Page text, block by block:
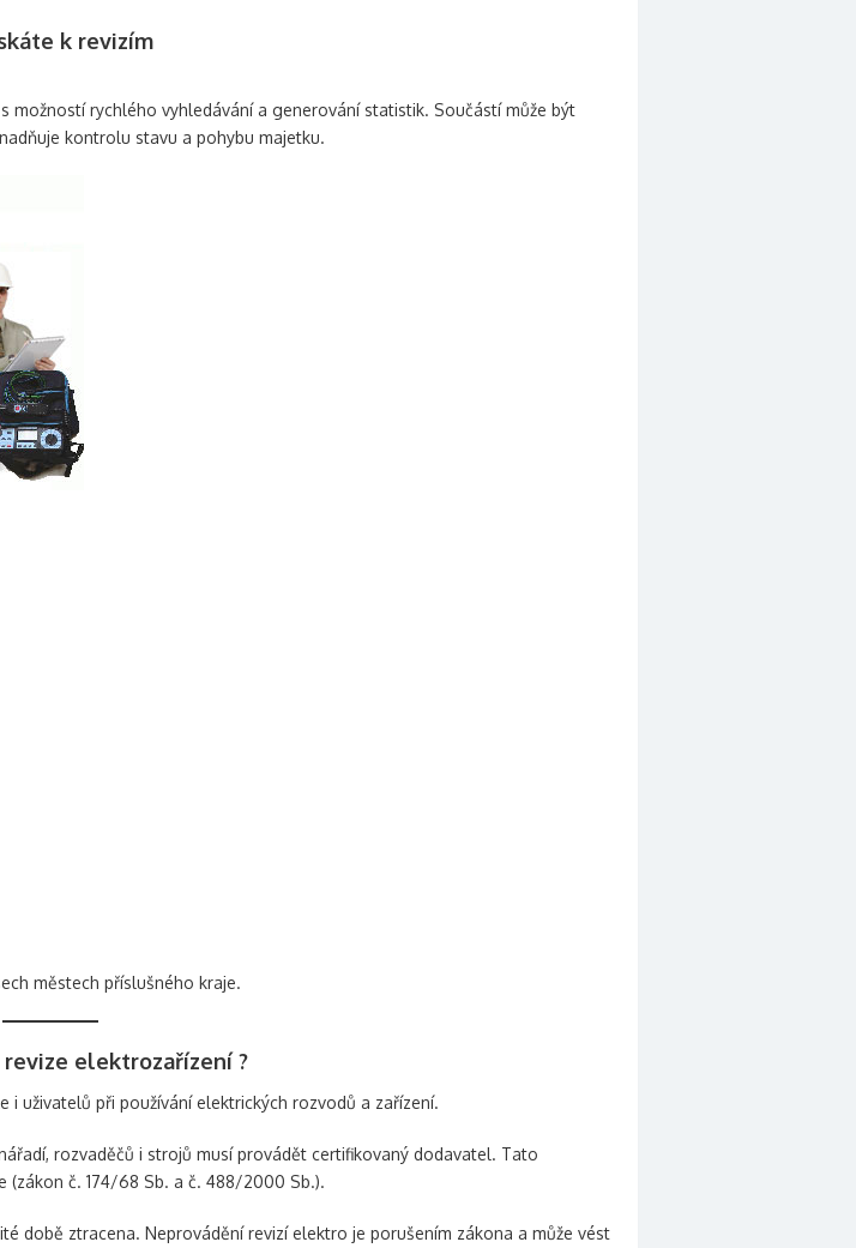
k revizím
možností rychlého vyhledávání a generování statistik. Součástí může být
kontrolu stavu a pohybu majetku.
městech příslušného kraje.
elektrozařízení ?
i uživatelů při používání elektrických rozvodů a zařízení.
rozvaděčů i strojů musí provádět certifikovaný dodavatel. Tato
(zákon č. 174/68 Sb. a č. 488/2000 Sb.).
době ztracena. Neprovádění revizí elektro je porušením zákona a může vést